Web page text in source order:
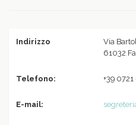
Indirizzo
Via
61032
Telefono: +39
E-mail: